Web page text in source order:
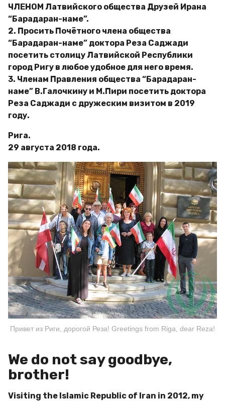
ЧЛЕНОМ Латвийского общества Друзей Ирана
“Барадаран-наме”.
2. Просить Почётного члена общества
“Барадаран-наме” доктора Реза Саджади
посетить столицу Латвийской Республики
город Ригу в любое удобное для него время.
3. Членам Правления общества “Барадаран-
наме” В.Галочкину и М.Пири посетить доктора
Реза Саджади с дружеским визитом в 2019
году.
Рига.
29 августа 2018 года.
Привет из Риги, дорогой Реза! Greetings from Riga, dear Reza!
We do not say goodbye,
brother!
Visiting the Islamic Republic of Iran in 2012, my